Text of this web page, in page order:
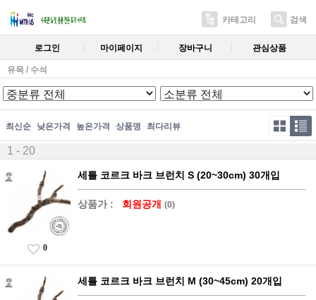
카테고리 검색
로그인 마이페이지 장바구니 관심상품
유목 / 수석
최신순 낮은가격 높은가격 상품명 최다리뷰
1 - 20
세틀 코르크 바크 브런치 S (20~30cm) 30개입
상품가 : 회원공개 (0)
0
세틀 코르크 바크 브런치 M (30~45cm) 20개입